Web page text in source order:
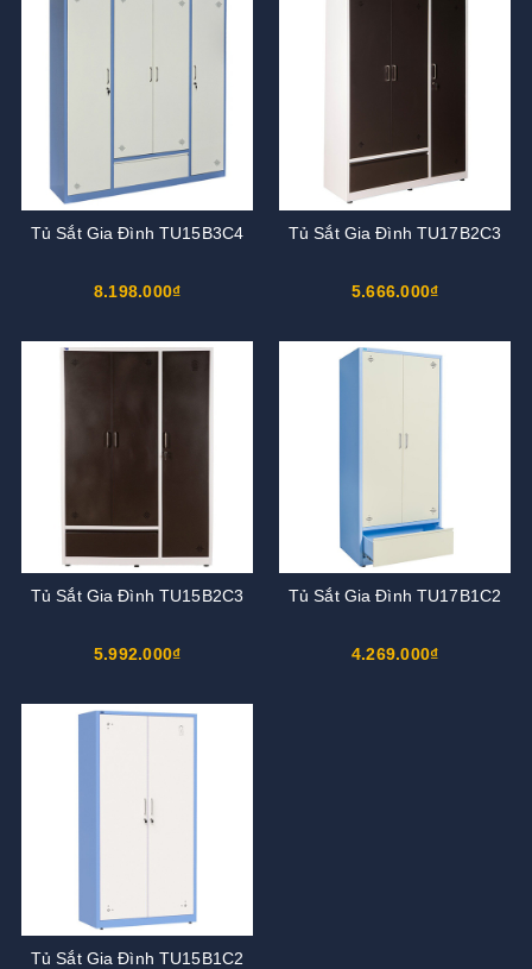
Tủ Sắt Gia Đình TU15B3C4
8.198.000₫
Tủ Sắt Gia Đình TU17B2C3
5.666.000₫
Tủ Sắt Gia Đình TU15B2C3
5.992.000₫
Tủ Sắt Gia Đình TU17B1C2
4.269.000₫
Tủ Sắt Gia Đình TU15B1C2